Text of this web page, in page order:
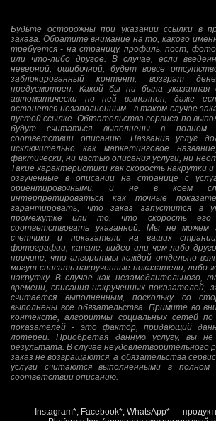
Будьте осторожны при указании ссылки в
заказа. Обратите внимание на то, какого
требуется - на страницу, профиль, пост,
или что-либо другое. В случае, если
неверной, ошибочной, будет вовсе
заблокированный контент, возврат
предусмотрен. Какой бы ни была указанная
автоматически по ней выполнен, даже
останется незаполненным - в таком случае
пустой ссылке. Обязательства сервиса по
будут считаться выполнены в полном
соответствии описанию. Названия услуг
исключительно как маркетинговое
фактически, ни частью описания услуги, ни
Такие характеристики как скорость накрутки и
озвученные в описании на странице с
ориентировочными, и не в коем
интерпретироваться как точные
гарантировать, что заказ запустится в
промежутке или то, что скорость его
соответствовать указанной. Мы не можем
счетчики и показатели на ваших
фотографии, канале, видео или чем-либо
причине, что алгоритмы каждой отдельно
могут списать накрученные показатели, либо
накрутку. В случае как незамедлительного,
времени, списания накрученных показателей,
считается выполненным, поскольку со
выполнены все обязательства. Примите во
контексте, алгоритмы социальных сетей
показателей - это фактор, придающий
лотереи. Приобретая данную услугу, вы
результата. В случае неудовлетворительного
заказ не возвращаются, а обязательства
услуги считаются выполненными в
соответствии описанию.
Instagram*, Facebook*, WhatsApp* —